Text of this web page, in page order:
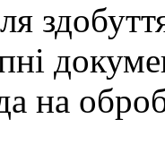
на